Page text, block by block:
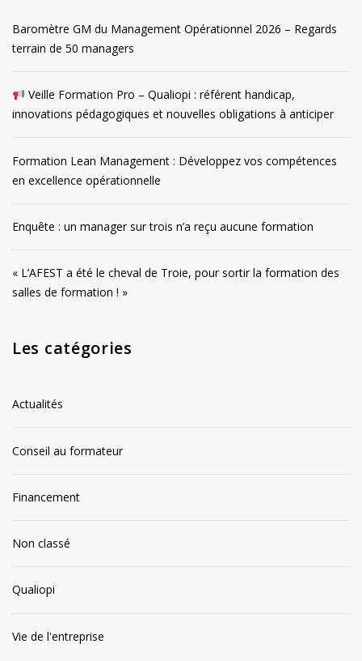
Baromètre GM du Management Opérationnel 2026 – Regards
terrain de 50 managers
Veille Formation Pro – Qualiopi : référent handicap,
innovations pédagogiques et nouvelles obligations à anticiper
Formation Lean Management : Développez vos compétences
en excellence opérationnelle
Enquête : un manager sur trois n’a reçu aucune formation
« L’AFEST a été le cheval de Troie, pour sortir la formation des
salles de formation ! »
Les catégories
Actualités
Conseil au formateur
Financement
Non classé
Qualiopi
Vie de l'entreprise